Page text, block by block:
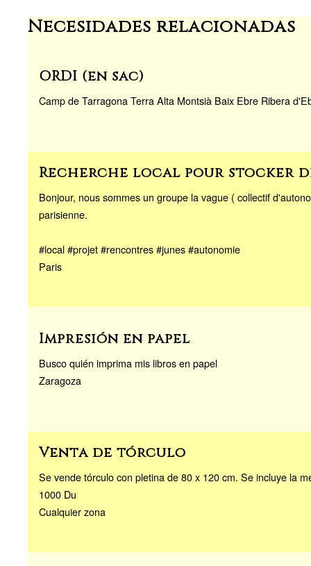
Necesidades relacionadas
ORDI (en sac)
Camp de Tarragona Terra Alta Montsià Baix Ebre Ribera
Recherche local pour stocker
Bonjour, nous sommes un groupe la vague ( collectif
parisienne.
#local #projet #rencontres #junes #autonomie
Paris
Impresión en papel
Busco quién imprima mis libros en papel
Zaragoza
Venta de tórculo
Se vende tórculo con pletina de 80 x 120 cm. Se incluye la
1000 Du
Cualquier zona